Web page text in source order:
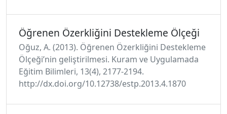
Öğrenen Özerkliğini Destekleme Ölçeği
Oğuz, A. (2013). Öğrenen Özerkliğini Destekleme
Ölçeği’nin geliştirilmesi. Kuram ve Uygulamada
Eğitim Bilimleri, 13(4), 2177-2194.
http://dx.doi.org/10.12738/estp.2013.4.1870